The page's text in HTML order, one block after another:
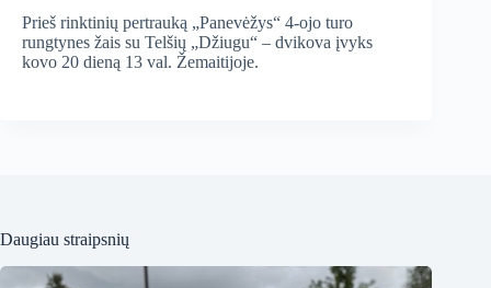
Prieš rinktinių pertrauką „Panevėžys“ 4-ojo turo
rungtynes žais su Telšių „Džiugu“ – dvikova įvyks
kovo 20 dieną 13 val. Žemaitijoje.
Daugiau straipsnių